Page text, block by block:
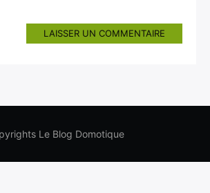
LAISSER UN COMMENTAIRE
Le Blog Domotique